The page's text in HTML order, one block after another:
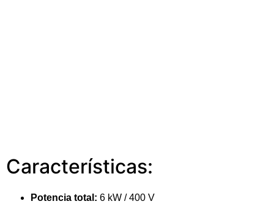
Características:
Potencia total: 6 kW / 400 V